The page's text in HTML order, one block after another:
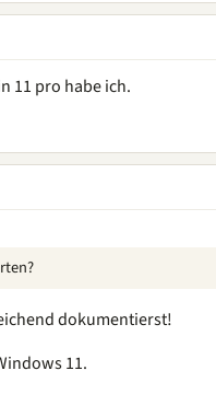
11 pro habe ich.
dokumentierst!
11.